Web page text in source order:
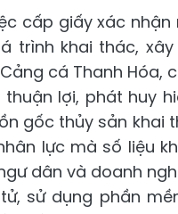
cấp giấy xác
trình khai thác, xây
cá Thanh Hóa,
lợi, phát huy
gốc thủy sản khai
lực mà số liệu
dân và doanh
sử dụng phần